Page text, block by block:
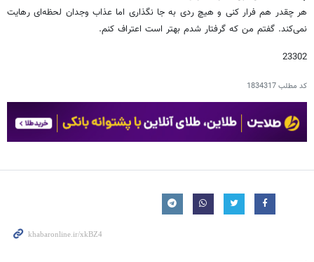
هر چقدر هم فرار کنی و هیچ ردی به جا نگذاری اما عذاب وجدان لحظه‌ای رهایت
نمی‌کند. گفتم من که گرفتار شدم بهتر است اعتراف کنم.
23302
کد مطلب1834317